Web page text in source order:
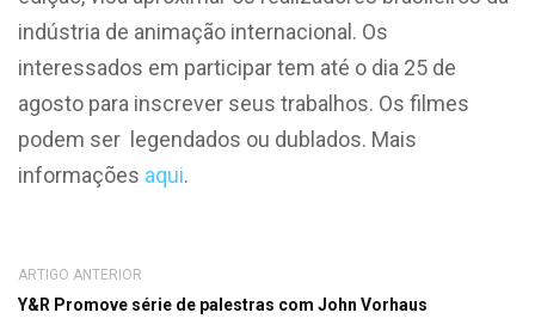
indústria de animação internacional. Os
interessados em participar tem até o dia 25 de
agosto para inscrever seus trabalhos. Os filmes
podem ser legendados ou dublados. Mais
informações aqui.
ARTIGO ANTERIOR
Y&R Promove série de palestras com John Vorhaus